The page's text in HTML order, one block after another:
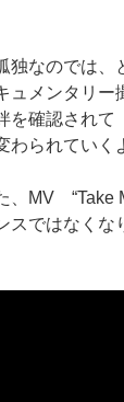
なのでは、
メンタリー
を確認されて
られていく
、MV “Take
ではなくな